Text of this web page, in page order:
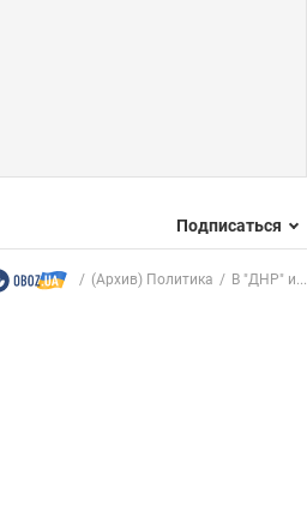
Подписаться
(Архив) Политика В "ДНР" и...